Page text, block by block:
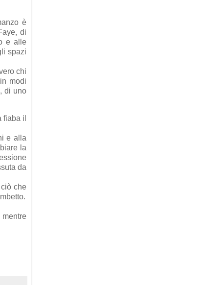
è
di
e alle
spazi
chi
modi
di uno
il
e alla
la
da
che